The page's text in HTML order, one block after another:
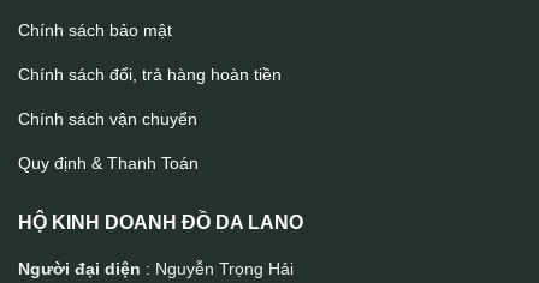
Chính sách bảo mật
Chính sách đổi, trả hàng hoàn tiền
Chính sách vận chuyển
Quy định & Thanh Toán
HỘ KINH DOANH ĐỒ DA LANO
Người đại diện : Nguyễn Trọng Hải